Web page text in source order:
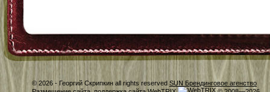
© 2026 - Георгий Скрипкин all rights reserved SUN Брендинговое агенство